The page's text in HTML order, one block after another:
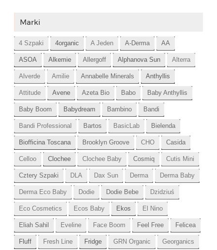
Marki
4 Szpaki 4organic A Jeden A-Derma AA
ASOA Alkemie Allergoff Alphanova Sun Alterra
Alverde Amilie Annabelle Minerals Anthyllis
Attitude Avene Azeta Bio Babo Baby Anthyllis
Baby Boom Babydream Bambino Bandi
Bandi Professional Bartos BasicLab Bielenda
Biofficina Toscana Brooklyn Groove CHO Casida
Celloo Clochee Clochee Baby Cosmiq Cutis Mini
Cztery Szpaki DLA Dax Sun Derma Derma Baby
Derma Eco Baby Dodie Dodie Bebe Dzidziuś
Eco Cosmetics Ecos Baby Ekos El Nino
Eliah Sahil Eveline Face Boom Feel Free Felicea
Fluff Fresh Line Fridge GRN Organic Georganics